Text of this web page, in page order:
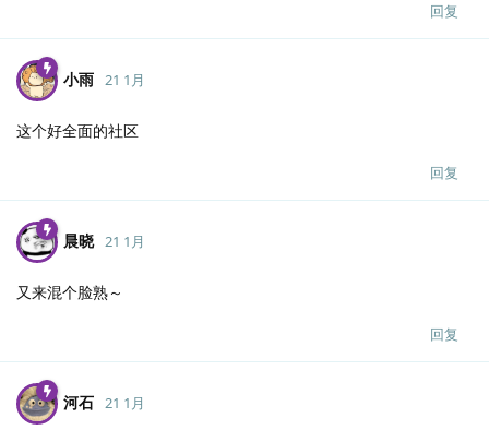
回复
小雨 21 1月
这个好全面的社区
回复
晨晓 21 1月
又来混个脸熟～
回复
河石 21 1月